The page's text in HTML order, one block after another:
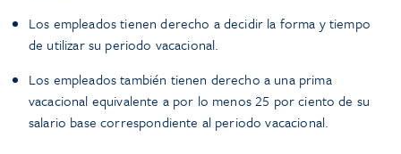
Los empleados tienen derecho a decidir la forma y tiempo
de utilizar su periodo vacacional.
Los empleados también tienen derecho a una prima
vacacional equivalente a por lo menos 25 por ciento de su
salario base correspondiente al periodo vacacional.